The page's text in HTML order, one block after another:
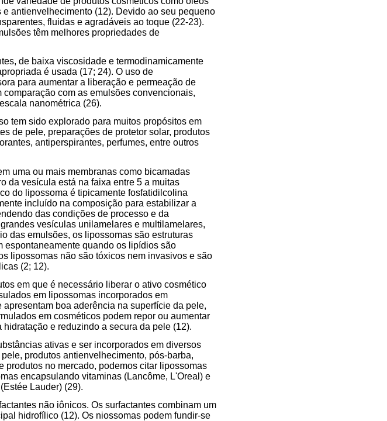
antienvelhecimento (12). Devido ao seu pequeno
fluidas e agradáveis ao toque (22-23).
têm melhores propriedades de
de baixa viscosidade e termodinamicamente
é usada (17; 24). O uso de
para aumentar a liberação e permeação de
com as emulsões convencionais,
nanométrica (26).
tem sido explorado para muitos propósitos em
de pele, preparações de protetor solar, produtos
antiperspirantes, perfumes, entre outros
uma ou mais membranas como bicamadas
da vesícula está na faixa entre 5 a muitas
do lipossoma é tipicamente fosfatidilcolina
incluído na composição para estabilizar a
das condições de processo e da
vesículas unilamelares e multilamelares,
das emulsões, os lipossomas são estruturas
espontaneamente quando os lipídios são
lipossomas não são tóxicos nem invasivos e são
(2; 12).
em que é necessário liberar o ativo cosmético
em lipossomas incorporados em
boa aderência na superfície da pele,
em cosméticos podem repor ou aumentar
e reduzindo a secura da pele (12).
ativas e ser incorporados em diversos
produtos antienvelhecimento, pós-barba,
produtos no mercado, podemos citar lipossomas
encapsulando vitaminas (Lancôme, L'Oreal) e
Lauder) (29).
não iônicos. Os surfactantes combinam um
hidrofílico (12). Os niossomas podem fundir-se